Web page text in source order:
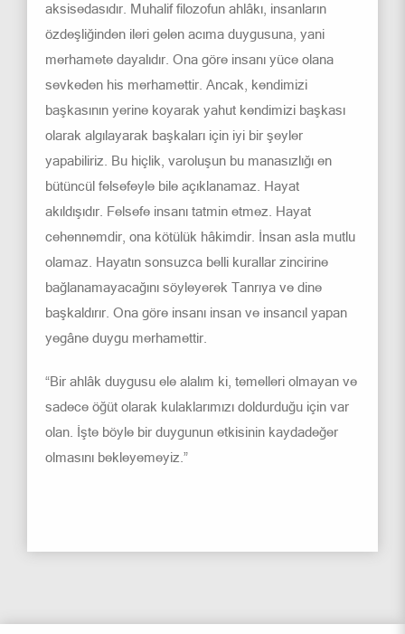
aksisedasıdır. Muhalif filozofun ahlâkı, insanların
özdeşliğinden ileri gelen acıma duygusuna, yani
merhamete dayalıdır. Ona göre insanı yüce olana
sevkeden his merhamettir. Ancak, kendimizi
başkasının yerine koyarak yahut kendimizi başkası
olarak algılayarak başkaları için iyi bir şeyler
yapabiliriz. Bu hiçlik, varoluşun bu manasızlığı en
bütüncül felsefeyle bile açıklanamaz. Hayat
akıldışıdır. Felsefe insanı tatmin etmez. Hayat
cehennemdir, ona kötülük hâkimdir. İnsan asla mutlu
olamaz. Hayatın sonsuzca belli kurallar zincirine
bağlanamayacağını söyleyerek Tanrıya ve dine
başkaldırır. Ona göre insanı insan ve insancıl yapan
yegâne duygu merhamettir.
“Bir ahlâk duygusu ele alalım ki, temelleri olmayan ve
sadece öğüt olarak kulaklarımızı doldurduğu için var
olan. İşte böyle bir duygunun etkisinin kaydadeğer
olmasını bekleyemeyiz.”